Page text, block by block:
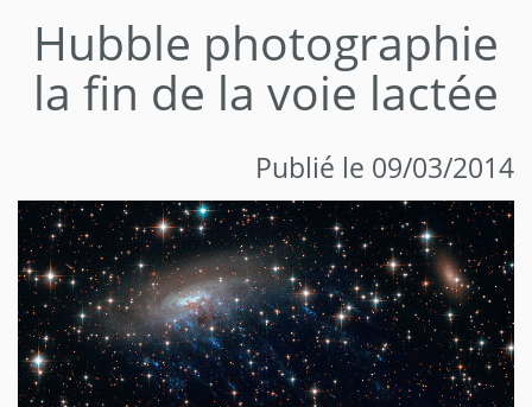
Hubble photographie
la fin de la voie lactée
Publié le 09/03/2014